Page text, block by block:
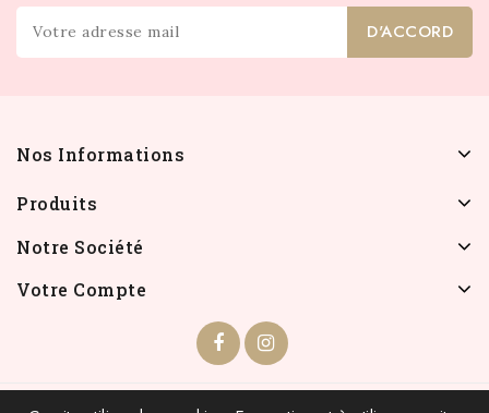
Nos Informations
Produits
Notre Société
Votre Compte